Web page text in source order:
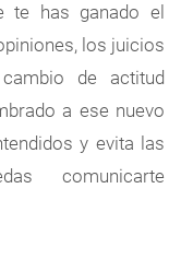
te has ganado el
los juicios
de actitud
a ese nuevo
y evita las
comunicarte